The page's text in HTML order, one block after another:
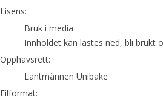
go to media item
Lisens:
Bruk i media
Innholdet kan lastes ned, bli brukt
Opphavsrett:
Lantmännen Unibake
Filformat: